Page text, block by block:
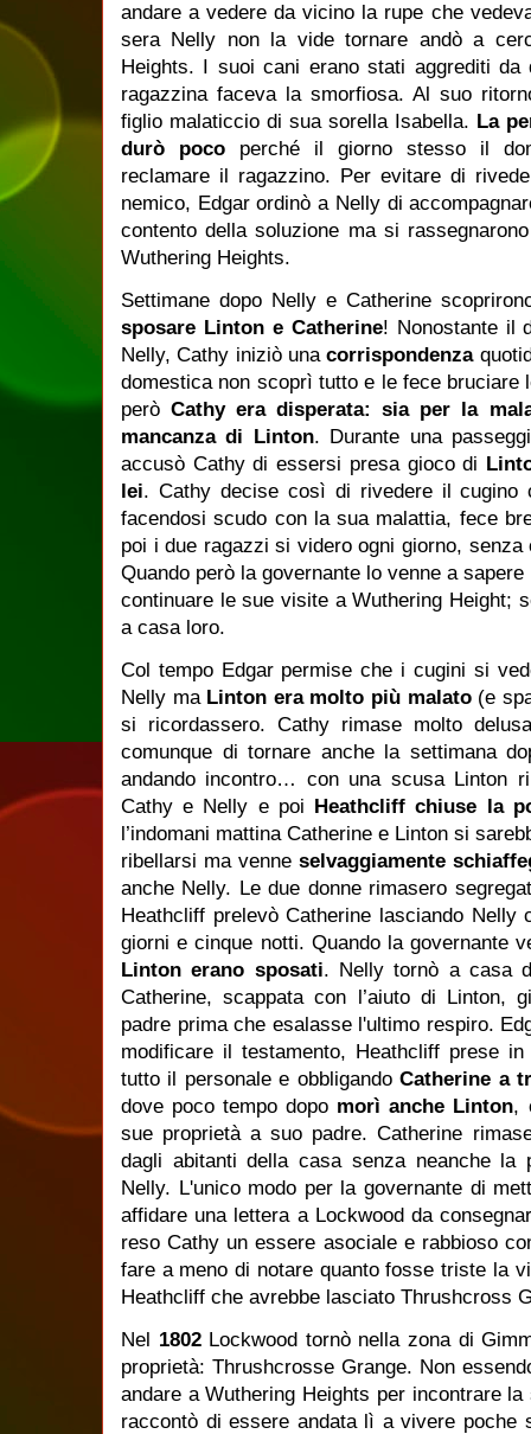
andare a vedere da vicino la rupe che
sera Nelly non la vide tornare andò a
Heights. I suoi cani erano stati aggrediti
ragazzina faceva la smorfiosa. Al suo
figlio malaticcio di sua sorella Isabella. La
durò poco perché il giorno stesso il
reclamare il ragazzino. Per evitare di
nemico, Edgar ordinò a Nelly di
contento della soluzione ma si
Wuthering Heights.
Settimane dopo Nelly e Catherine
sposare Linton e Catherine! Nonostante il
Nelly, Cathy iniziò unacorrispondenza
domestica non scoprì tutto e le fece bruciare
peròCathy era disperata: sia per la
mancanza di Linton. Durante una
accusò Cathy di essersi presa gioco di
lei. Cathy decise così di rivedere il cugino
facendosi scudo con la sua malattia, fece
poi i due ragazzi si videro ogni giorno,
Quando però la governante lo venne a
continuare le sue visite a Wuthering Height;
a casa loro.
Col tempo Edgar permise che i cugini si
Nelly ma Linton era molto più malato (e
si ricordassero. Cathy rimase molto
comunque di tornare anche la settimana
andando incontro… con una scusa Linton
Cathy e Nelly e poi Heathcliff chiuse la
l’indomani mattina Catherine e Linton si
ribellarsi ma venneselvaggiamente
anche Nelly. Le due donne rimasero
Heathcliff prelevò Catherine lasciando Nelly
giorni e cinque notti. Quando la governante
Linton erano sposati. Nelly tornò a casa
Catherine, scappata con l’aiuto di Linton,
padre prima che esalasse l'ultimo respiro.
modificare il testamento, Heathcliff prese
tutto il personale e obbligandoCatherine a
dove poco tempo dopo morì anche Linton,
sue proprietà a suo padre. Catherine
dagli abitanti della casa senza neanche la
Nelly. L'unico modo per la governante di
affidare una lettera a Lockwood da
reso Cathy un essere asociale e rabbioso
fare a meno di notare quanto fosse triste la
Heathcliff che avrebbe lasciato Thrushcross
Nel 1802 Lockwood tornò nella zona di
proprietà: Thrushcrosse Grange. Non
andare a Wuthering Heights per incontrare
raccontò di essere andata lì a vivere poche